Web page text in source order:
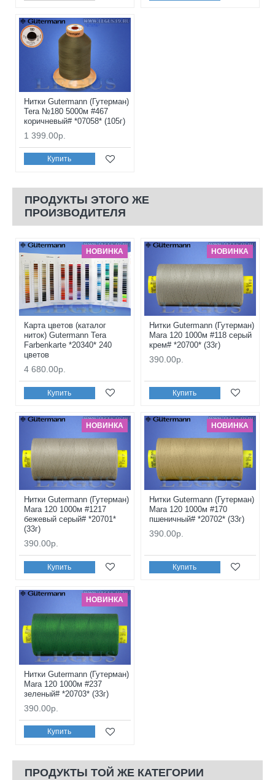
Нитки Gutermann (Гутерман)
Tera №180 5000м #467
коричневый# *07058* (105г)
1 399.00р.
Купить
ПРОДУКТЫ ЭТОГО ЖЕ
ПРОИЗВОДИТЕЛЯ
НОВИНКА
Карта цветов (каталог
ниток) Gutermann Tera
Farbenkarte *20340* 240
цветов
4 680.00р.
Купить
НОВИНКА
Нитки Gutermann (Гутерман)
Mara 120 1000м #118 серый
крем# *20700* (33г)
390.00р.
Купить
НОВИНКА
Нитки Gutermann (Гутерман)
Mara 120 1000м #1217
бежевый серый# *20701*
(33г)
390.00р.
Купить
НОВИНКА
Нитки Gutermann (Гутерман)
Mara 120 1000м #170
пшеничный# *20702* (33г)
390.00р.
Купить
НОВИНКА
Нитки Gutermann (Гутерман)
Mara 120 1000м #237
зеленый# *20703* (33г)
390.00р.
Купить
ПРОДУКТЫ ТОЙ ЖЕ КАТЕГОРИИ